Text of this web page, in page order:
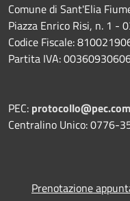
Comune di Sant'Elia
Piazza Enrico Risi, n. 1 -
Codice Fiscale:
Partita IVA:
PEC:
Centralino Unico: 0776-
Prenotazione